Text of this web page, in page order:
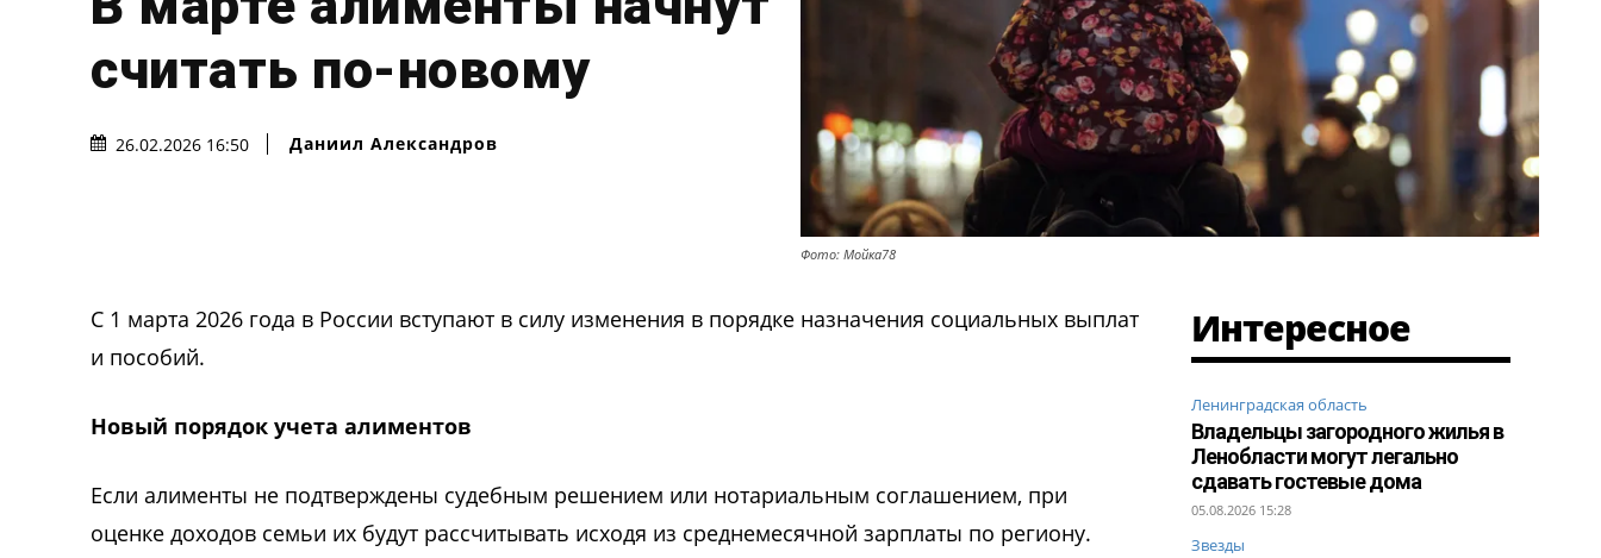
считать по-новому
26.02.2026 16:50 Даниил Александров
Фото: Мойка78
С 1 марта 2026 года в России вступают в силу изменения в порядке назначения социальных выплат
и пособий.
Новый порядок учета алиментов
Если алименты не подтверждены судебным решением или нотариальным соглашением, при
оценке доходов семьи их будут рассчитывать исходя из среднемесячной зарплаты по региону.
Интересное
Ленинградская область
Владельцы загородного жилья в
Ленобласти могут легально
сдавать гостевые дома
05.08.2026 15:28
Звезды